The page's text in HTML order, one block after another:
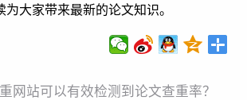
大家带来最新的论文知识。
网站可以有效检测到论文查重率？